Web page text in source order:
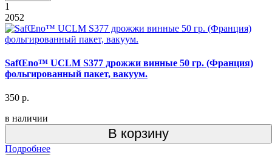
1
2052
SafŒno™ UCLM S377 дрожжи винные 50 гр. (Франция)
фольгированный пакет, вакуум.
350 р.
в наличии
В корзину
Подробнее